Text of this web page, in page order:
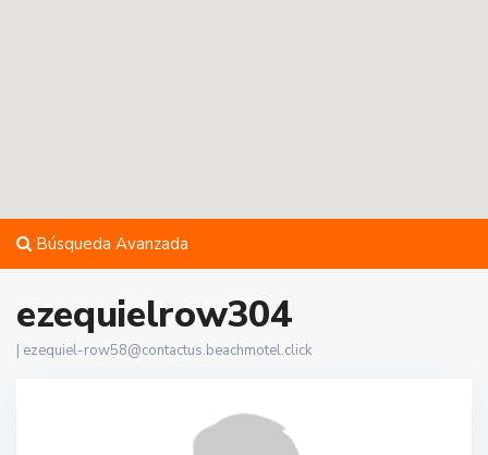
Búsqueda Avanzada
ezequielrow304
ezequiel-row58@contactus.beachmotel.click